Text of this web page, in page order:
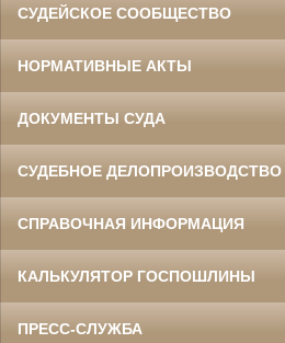
СУДЕЙСКОЕ СООБЩЕСТВО
НОРМАТИВНЫЕ АКТЫ
ДОКУМЕНТЫ СУДА
СУДЕБНОЕ ДЕЛОПРОИЗВОДСТВО
СПРАВОЧНАЯ ИНФОРМАЦИЯ
КАЛЬКУЛЯТОР ГОСПОШЛИНЫ
ПРЕСС-СЛУЖБА